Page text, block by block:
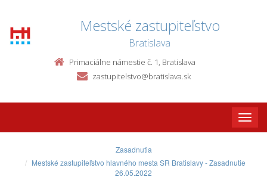
Mestské zastupiteľstvo
Bratislava
Primaciálne námestie č. 1, Bratislava
zastupitelstvo@bratislava.sk
Toggle
Zasadnutia
Mestské zastupiteľstvo hlavného mesta SR Bratislavy - Zasadnutie
26.05.2022